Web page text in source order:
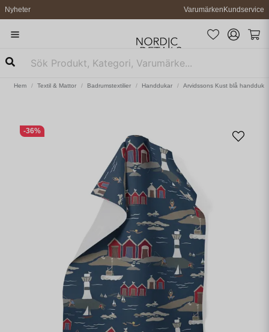
Nyheter VarumärkenKundservice
Hem Textil & Mattor Badrumstextilier Handdukar Arvidssons Kust blå handduk
-36%